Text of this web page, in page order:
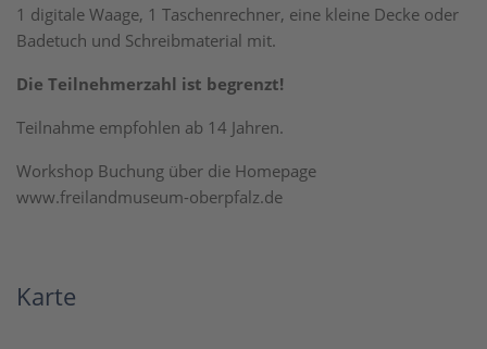
1 digitale Waage, 1 Taschenrechner, eine kleine Decke oder
Badetuch und Schreibmaterial mit.
Die Teilnehmerzahl ist begrenzt!
Teilnahme empfohlen ab 14 Jahren.
Workshop Buchung über die Homepage
www.freilandmuseum-oberpfalz.de
Karte